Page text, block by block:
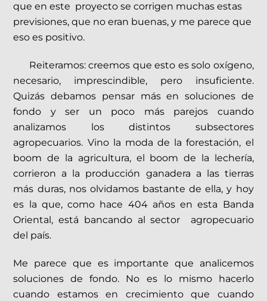
que en este proyecto se corrigen muchas estas
previsiones, que no eran buenas, y me parece que
eso es positivo.
Reiteramos: creemos que esto es solo oxígeno,
necesario, imprescindible, pero insuficiente.
Quizás debamos pensar más en soluciones de
fondo y ser un poco más parejos cuando
analizamos los distintos subsectores
agropecuarios. Vino la moda de la forestación, el
boom de la agricultura, el boom de la lechería,
corrieron a la producción ganadera a las tierras
más duras, nos olvidamos bastante de ella, y hoy
es la que, como hace 404 años en esta Banda
Oriental, está bancando al sector agropecuario
del país.
Me parece que es importante que analicemos
soluciones de fondo. No es lo mismo hacerlo
cuando estamos en crecimiento que cuando